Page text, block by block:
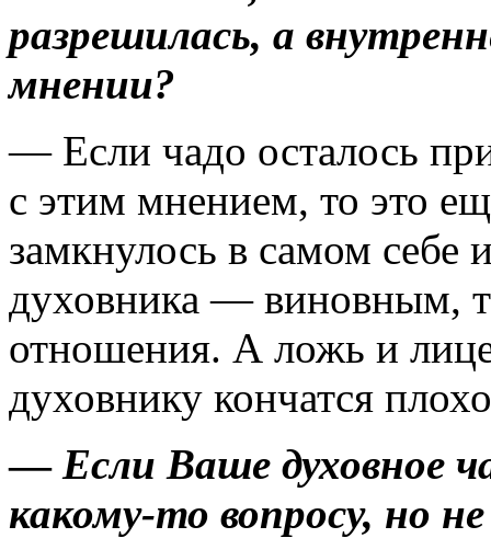
разрешилась, а
мнении?
— Если чадо осталось
с этим мнением, то это
замкнулось в самом себе
духовника — виновным,
отношения. А ложь и
духовнику кончатся
— Если Ваше духовное
какому-то вопросу, но